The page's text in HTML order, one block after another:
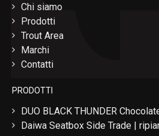
Chi siamo
Prodotti
Trout Area
Marchi
Contatti
PRODOTTI
DUO BLACK THUNDER
Daiwa Seatbox Side Trade |